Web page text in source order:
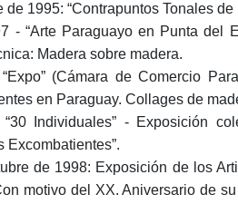
de 1995: “Contrapuntos Tonales
- “Arte Paraguayo en Punta del
Madera sobre madera.
(Cámara de Comercio
en Paraguay. Collages de
Individuales” - Exposición
Excombatientes”.
de 1998: Exposición de los
motivo del XX. Aniversario de